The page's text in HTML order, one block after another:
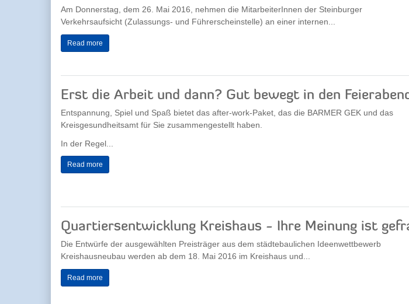
Am Donnerstag, dem 26. Mai 2016, nehmen die MitarbeiterInnen der Steinburger
Verkehrsaufsicht (Zulassungs- und Führerscheinstelle) an einer internen...
Read more
Erst die Arbeit und dann? Gut bewegt in den
Entspannung, Spiel und Spaß bietet das after-work-Paket, das die BARMER GEK und das
Kreisgesundheitsamt für Sie zusammengestellt haben.
In der Regel...
Read more
Quartiersentwicklung Kreishaus - Ihre Meinung ist
Die Entwürfe der ausgewählten Preisträger aus dem städtebaulichen Ideenwettbewerb
Kreishausneubau werden ab dem 18. Mai 2016 im Kreishaus und...
Read more